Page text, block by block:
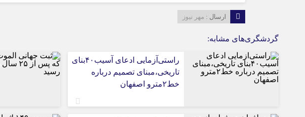
ارسال : مهر نیوز
گردشگری‌های مشابه:
راستی‌آزمایی ادعای آسیب۴۰بنای
تاریخی،مبنای تصمیم درباره
خط۲مترو اصفهان